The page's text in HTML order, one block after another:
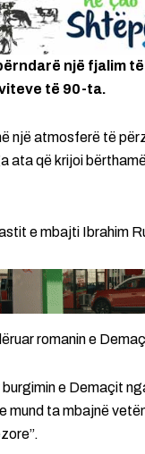
një fjalim
të 90-ta.
një atmosferë të
ata që krijoi
e mbajti Ibrahim
romanin e
e Demaçit
mund ta mbajnë